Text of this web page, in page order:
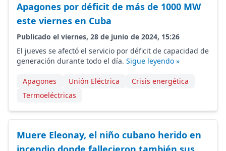
Apagones por déficit de más de 1000 MW
este viernes en Cuba
Publicado el viernes, 28 de junio de 2024, 15:26
El jueves se afectó el servicio por déficit de capacidad de
generación durante todo el día. Sigue leyendo »
Apagones Unión Eléctrica
Crisis energética
Termoeléctricas
Muere Eleonay, el niño cubano herido en